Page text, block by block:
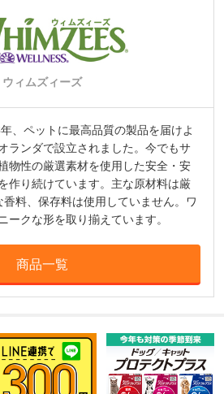
ウィムズィーズ
、ペットに最高品質の製品を届けよ
ランダで設立されました。今でもサ
物性の厳選素材を使用した安全・安
作り続けています。主な原材料は厳
料、保存料は使用していません。ワ
ークな形を取り揃えています。
商品一覧